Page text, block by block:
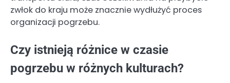
zwłok do kraju może znacznie wydłużyć proces
organizacji pogrzebu.
Czy istnieją różnice w czasie
pogrzebu w różnych kulturach?